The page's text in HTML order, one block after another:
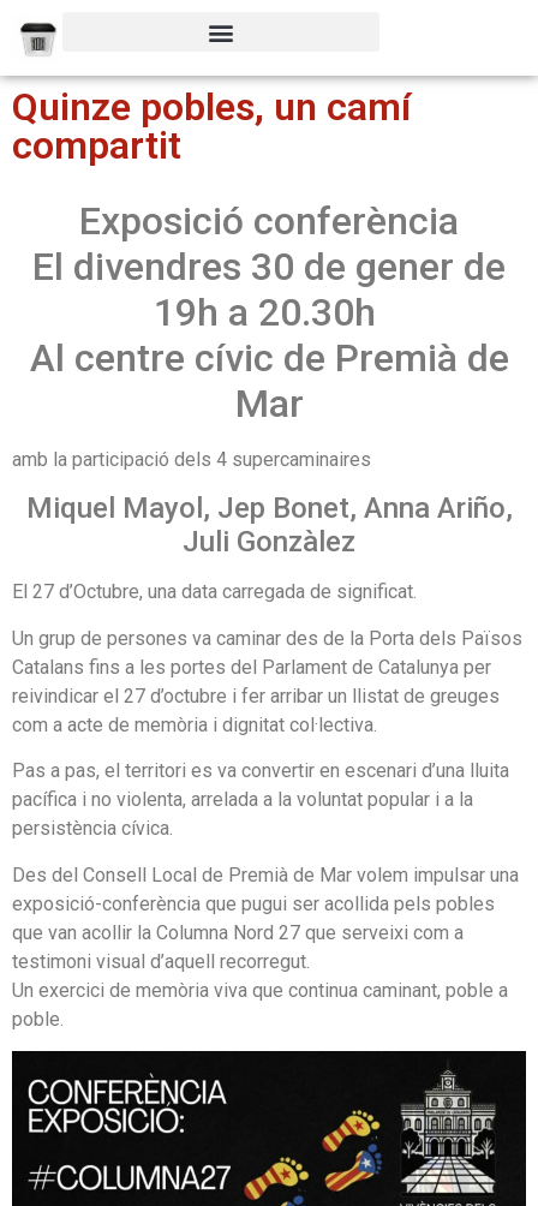
Quinze pobles, un camí
compartit
Exposició conferència
El divendres 30 de gener de
19h a 20.30h
Al centre cívic de Premià de
Mar
amb la participació dels 4 supercaminaires
Miquel Mayol, Jep Bonet, Anna Ariño,
Juli Gonzàlez
El 27 d’Octubre, una data carregada de significat.
Un grup de persones va caminar des de la Porta dels Països
Catalans fins a les portes del Parlament de Catalunya per
reivindicar el 27 d’octubre i fer arribar un llistat de greuges
com a acte de memòria i dignitat col·lectiva.
Pas a pas, el territori es va convertir en escenari d’una lluita
pacífica i no violenta, arrelada a la voluntat popular i a la
persistència cívica.
Des del Consell Local de Premià de Mar volem impulsar una
exposició-conferència que pugui ser acollida pels pobles
que van acollir la Columna Nord 27 que serveixi com a
testimoni visual d’aquell recorregut.
Un exercici de memòria viva que continua caminant, poble a
poble.